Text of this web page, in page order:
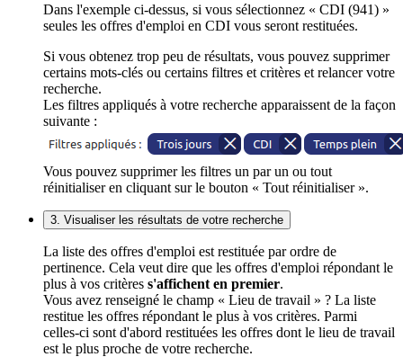
Dans l'exemple ci-dessus, si vous sélectionnez « CDI (941) »
seules les offres d'emploi en CDI vous seront restituées.
Si vous obtenez trop peu de résultats, vous pouvez supprimer
certains mots-clés ou certains filtres et critères et relancer votre
recherche.
Les filtres appliqués à votre recherche apparaissent de la façon
suivante :
Vous pouvez supprimer les filtres un par un ou tout
réinitialiser en cliquant sur le bouton « Tout réinitialiser ».
3. Visualiser les résultats de votre recherche
La liste des offres d'emploi est restituée par ordre de
pertinence. Cela veut dire que les offres d'emploi répondant le
plus à vos critères s'affichent en premier.
Vous avez renseigné le champ « Lieu de travail » ? La liste
restitue les offres répondant le plus à vos critères. Parmi
celles-ci sont d'abord restituées les offres dont le lieu de travail
est le plus proche de votre recherche.